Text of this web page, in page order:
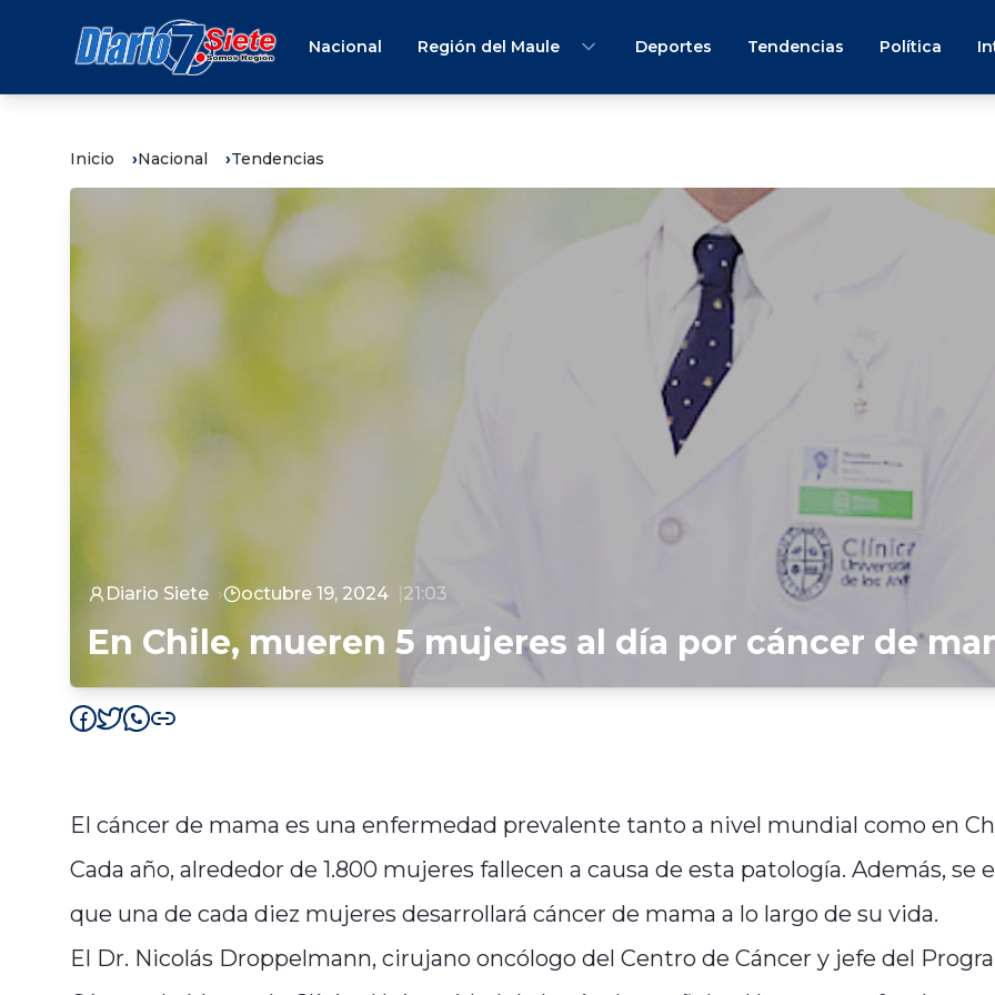
Nacional Región del Maule Deportes Tendencias Política
Inicio Nacional Tendencias
Diario Siete octubre 19, 2024 21:03
En Chile, mueren 5 mujeres al día por cáncer de
El cáncer de mama es una enfermedad prevalente tanto a nivel mundial como en
Cada año, alrededor de 1.800 mujeres fallecen a causa de esta patología. Además, se
que una de cada diez mujeres desarrollará cáncer de mama a lo largo de su vida.
El Dr. Nicolás Droppelmann, cirujano oncólogo del Centro de Cáncer y jefe del